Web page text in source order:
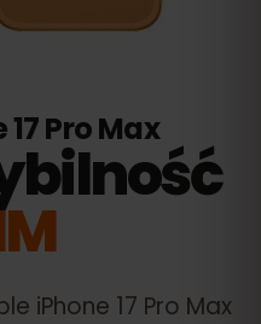
Pro Max
iPhone 17 Pro Max